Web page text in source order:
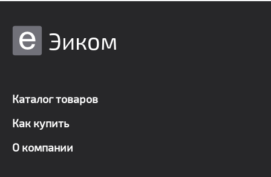
Эиком
Каталог товаров
Как купить
О компании